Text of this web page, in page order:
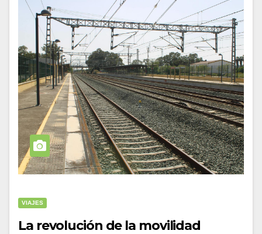
VIAJES
La revolución de la movilidad